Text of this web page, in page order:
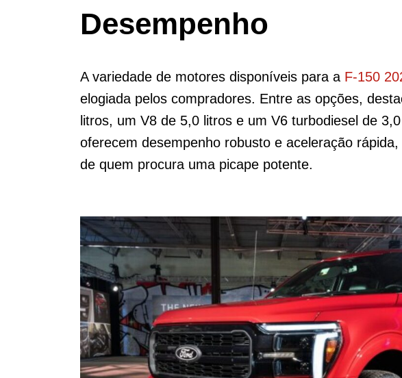
Desempenho
A variedade de motores disponíveis para a F-150
elogiada pelos compradores. Entre as opções,
litros, um V8 de 5,0 litros e um V6 turbodiesel de
oferecem desempenho robusto e aceleração
de quem procura uma picape potente.